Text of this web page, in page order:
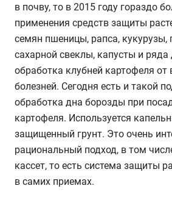
в почву, то в 2015 году гораздо
применения средств защиты
семян пшеницы, рапса, кукурузы,
сахарной свеклы, капусты и ряда
обработка клубней картофеля от
болезней. Сегодня есть и такой
обработка дна борозды при
картофеля. Используется
защищенный грунт. Это очень
рациональный подход, в том
кассет, то есть система защиты
в самих приемах.